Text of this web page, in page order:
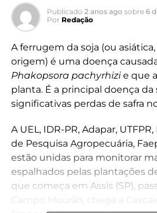
Publicado 2 anos ago sobre 6
Por Redação
A ferrugem da soja (ou
origem) é uma doença
Phakopsora pachyrhizie que
planta. É a principal doença da
significativas perdas de safra
A UEL, IDR-PR, Adapar,
de Pesquisa Agropecuária,
estão unidas para monitorar
espalhados pelas plantações
que começa em Assis (SP),